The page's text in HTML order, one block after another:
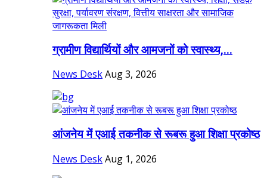
ग्रामीण विद्यार्थियों और आमजनों को स्वास्थ्य,...
News DeskAug 3, 2026
आंजनेय में एआई तकनीक से रूबरू हुआ शिक्षा प्रकोष्ठ
News DeskAug 1, 2026